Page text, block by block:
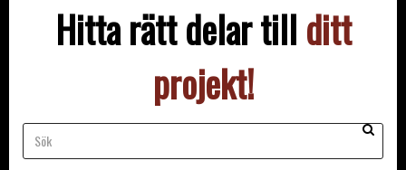
Hitta rätt delar till ditt
projekt!